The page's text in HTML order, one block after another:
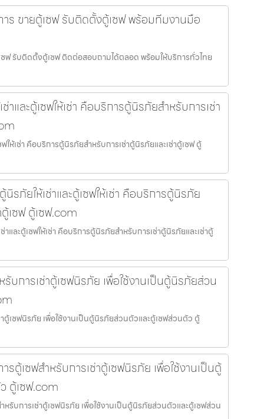
ร ขายตู้เซฟ รับติดตั้งตู้เซฟ พร้อมทีมงานมือ
ฟ รับติดตั้งตู้เซฟ ติดต่อสอบถามได้ตลอด พร้อมให้บริการทั่วไทย
าและตู้เซฟให้เช่า คือบริการตู้นิรภัยสำหรับการเช่า
ให้เช่า คือบริการตู้นิรภัยสำหรับการเช่าตู้นิรภัยและเช่าตู้เซฟ ตู้
รภัยให้เช่าและตู้เซฟให้เช่า คือบริการตู้นิรภัย
เซฟ ตู้เซฟ.com
และตู้เซฟให้เช่า คือบริการตู้นิรภัยสำหรับการเช่าตู้นิรภัยและเช่าตู้
รับการเช่าตู้เซฟนิรภัย เพื่อใช้งานเป็นตู้นิรภัยส่วน
าตู้เซฟนิรภัย เพื่อใช้งานเป็นตู้นิรภัยส่วนตัวและตู้เซฟส่วนตัว ตู้
ตู้เซฟสำหรับการเช่าตู้เซฟนิรภัย เพื่อใช้งานเป็นตู้
ตู้เซฟ.com
รับการเช่าตู้เซฟนิรภัย เพื่อใช้งานเป็นตู้นิรภัยส่วนตัวและตู้เซฟส่วน